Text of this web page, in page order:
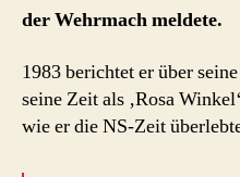
der Wehrmach meldete.
1983 berichtet er über
seine Zeit als ‚Rosa
wie er die NS-Zeit